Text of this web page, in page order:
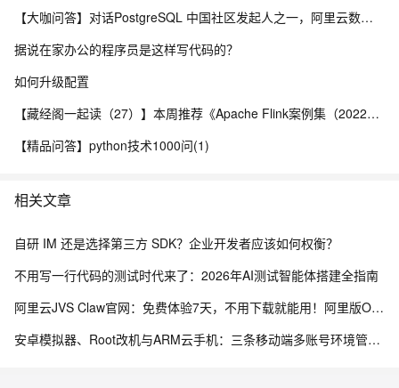
【大咖问答】对话PostgreSQL 中国社区发起人之一，阿里云数据库高级专家 德哥
据说在家办公的程序员是这样写代码的？
如何升级配置
【藏经阁一起读（27）】本周推荐《Apache Flink案例集（2022版）》，你有哪些心得？
【精品问答】python技术1000问(1)
相关文章
自研 IM 还是选择第三方 SDK？企业开发者应该如何权衡？
不用写一行代码的测试时代来了：2026年AI测试智能体搭建全指南
阿里云JVS Claw官网：免费体验7天，不用下载就能用！阿里版OpenClaw龙虾AI助手
安卓模拟器、Root改机与ARM云手机：三条移动端多账号环境管理路径的工程实测手记